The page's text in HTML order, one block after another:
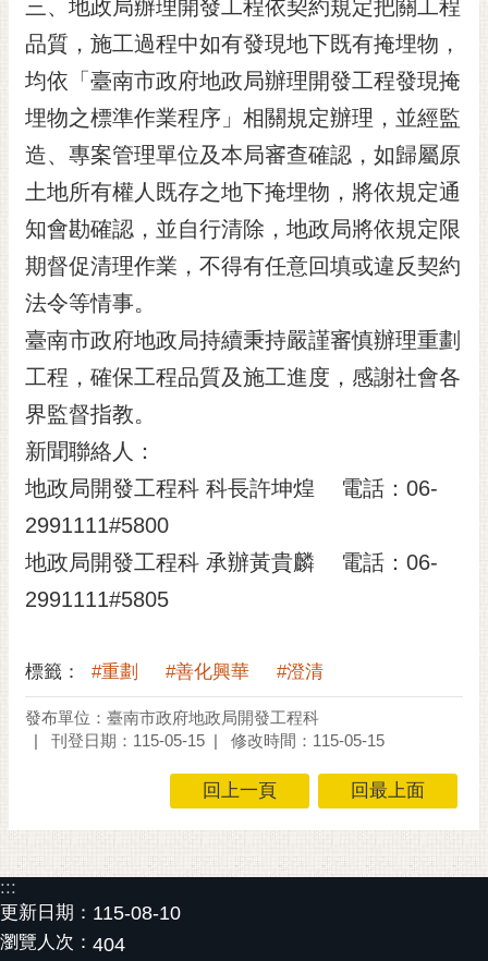
RSS
訂
閱
子
報
市
民
信
箱
English
日
本
語
隱
私
權
及
安
全
政
網
站
資
料
府
交
三、地政局辦理開發工程依契約規定把關工程
品質，施工過程中如有發現地下既有掩埋物，
均依「臺南市政府地政局辦理開發工程發現掩
埋物之標準作業程序」相關規定辦理，並經監
造、專案管理單位及本局審查確認，如歸屬原
土地所有權人既存之地下掩埋物，將依規定通
知會勘確認，並自行清除，地政局將依規定限
期督促清理作業，不得有任意回填或違反契約
法令等情事。
臺南市政府地政局持續秉持嚴謹審慎辦理重劃
工程，確保工程品質及施工進度，感謝社會各
界監督指教。
新聞聯絡人：
地政局開發工程科 科長許坤煌 電話：06-
2991111#5800
地政局開發工程科 承辦黃貴麟 電話：06-
2991111#5805
標籤： #重劃 #善化興華 #澄清
發布單位：臺南市政府地政局開發工程科
刊登日期：115-05-15
修改時間：115-05-15
回上一頁 回最上面
:::
更新日期： 115-08-10
瀏覽人次： 404